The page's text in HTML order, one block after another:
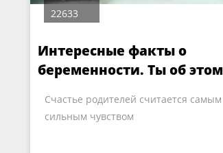
22633
Интересные факты о
беременности. Ты об этом
Счастье родителей считается самым
сильным чувством